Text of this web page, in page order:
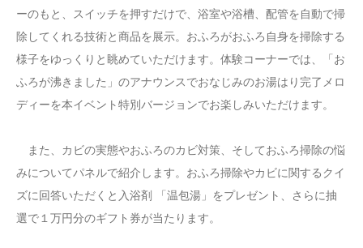
ーのもと、スイッチを押すだけで、浴室や浴槽、配管を自動で掃
除してくれる技術と商品を展示。おふろがおふろ自身を掃除する
様子をゆっくりと眺めていただけます。体験コーナーでは、「お
ふろが沸きました」のアナウンスでおなじみのお湯はり完了メロ
ディーを本イベント特別バージョンでお楽しみいただけます。
また、カビの実態やおふろのカビ対策、そしておふろ掃除の悩
みについてパネルで紹介します。おふろ掃除やカビに関するクイ
ズに回答いただくと入浴剤 「温包湯」をプレゼント、さらに抽
選で１万円分のギフト券が当たります。